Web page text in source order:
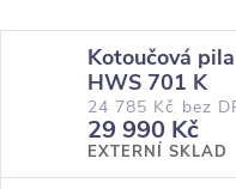
Kotoučová
HWS 701 K
24 785 Kč bez
29 990 Kč
EXTERNÍ SKLAD